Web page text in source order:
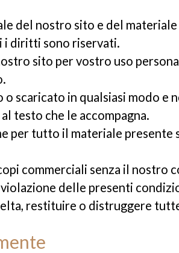
nostro sito e del materiale
diritti sono riservati.
sito per vostro uso
scaricato in qualsiasi modo e
testo che le accompagna.
tutto il materiale presente
commerciali senza il nostro
violazione delle presenti
restituire o distruggere